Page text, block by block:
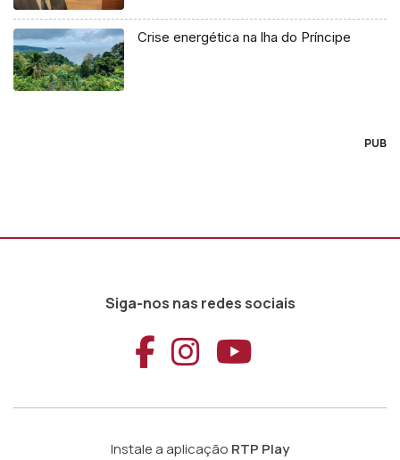
Crise energética na lha do Príncipe
PUB
Siga-nos nas redes sociais
Aceder ao
Aceder ao
Aceder
Instale a aplicação RTP Play